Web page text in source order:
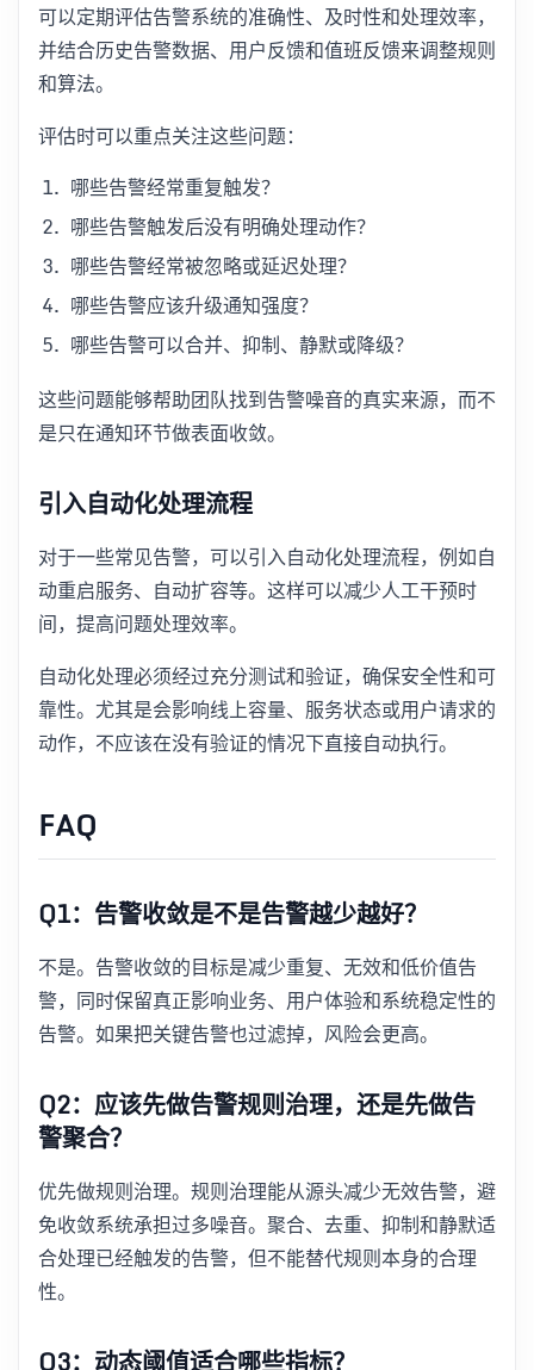
可以定期评估告警系统的准确性、及时性和处理效率，
并结合历史告警数据、用户反馈和值班反馈来调整规则
和算法。
评估时可以重点关注这些问题：
哪些告警经常重复触发？
哪些告警触发后没有明确处理动作？
哪些告警经常被忽略或延迟处理？
哪些告警应该升级通知强度？
哪些告警可以合并、抑制、静默或降级？
这些问题能够帮助团队找到告警噪音的真实来源，而不
是只在通知环节做表面收敛。
引入自动化处理流程
对于一些常见告警，可以引入自动化处理流程，例如自
动重启服务、自动扩容等。这样可以减少人工干预时
间，提高问题处理效率。
自动化处理必须经过充分测试和验证，确保安全性和可
靠性。尤其是会影响线上容量、服务状态或用户请求的
动作，不应该在没有验证的情况下直接自动执行。
FAQ
Q1：告警收敛是不是告警越少越好？
不是。告警收敛的目标是减少重复、无效和低价值告
警，同时保留真正影响业务、用户体验和系统稳定性的
告警。如果把关键告警也过滤掉，风险会更高。
Q2：应该先做告警规则治理，还是先做告
警聚合？
优先做规则治理。规则治理能从源头减少无效告警，避
免收敛系统承担过多噪音。聚合、去重、抑制和静默适
合处理已经触发的告警，但不能替代规则本身的合理
性。
Q3：动态阈值适合哪些指标？